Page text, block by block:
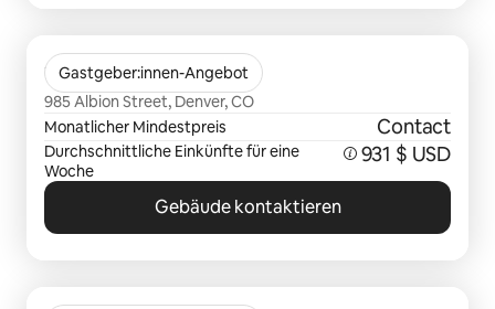
Gastgeber:innen-Angebot
Theo
985 Albion Street, Denver, CO
Monatlicher Mindestpreis
Contact
Durchschnittliche Einkünfte für eine
Woche
931 $ USD
Gebäude kontaktieren